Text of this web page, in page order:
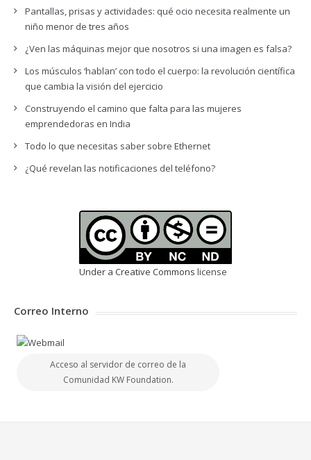
Pantallas, prisas y actividades: qué ocio necesita realmente un
niño menor de tres años
¿Ven las máquinas mejor que nosotros si una imagen es falsa?
Los músculos ‘hablan’ con todo el cuerpo: la revolución científica
que cambia la visión del ejercicio
Construyendo el camino que falta para las mujeres
emprendedoras en India
Todo lo que necesitas saber sobre Ethernet
¿Qué revelan las notificaciones del teléfono?
Under a Creative Commons license
Correo Interno
Acceso al servidor de correo de la
Comunidad KW Foundation.